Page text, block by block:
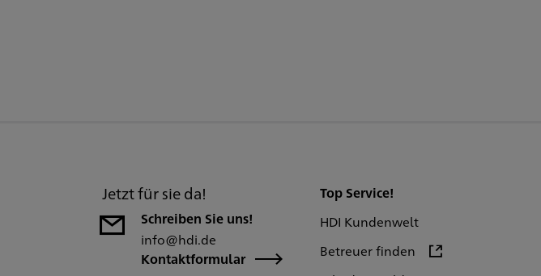
Jetzt für sie da!
Schreiben Sie uns!
info@hdi.de
Kontaktformular
Top Service!
HDI Kundenwelt
Betreuer finden